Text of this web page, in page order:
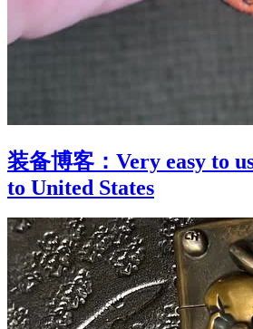
装备博客：Very easy to
to United States